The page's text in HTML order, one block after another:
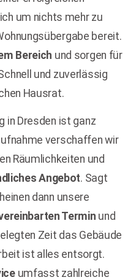
um nichts mehr zu
bereit.
Bereich und sorgen für
und zuverlässig
Hausrat.
in Dresden ist ganz
verschaffen wir
Räumlichkeiten und
Angebot. Sagt
dann unsere
Termin und
Zeit das Gebäude
ist alles entsorgt.
umfasst zahlreiche